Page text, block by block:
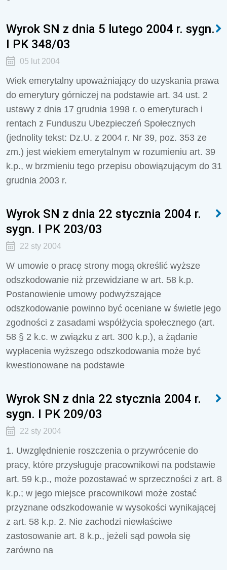
Wyrok SN z dnia 5 lutego 2004 r. sygn.
I PK 348/03
05 lut 2004
Wiek emerytalny upoważniający do uzyskania prawa
do emerytury górniczej na podstawie art. 34 ust. 2
ustawy z dnia 17 grudnia 1998 r. o emeryturach i
rentach z Funduszu Ubezpieczeń Społecznych
(jednolity tekst: Dz.U. z 2004 r. Nr 39, poz. 353 ze
zm.) jest wiekiem emerytalnym w rozumieniu art. 39
k.p., w brzmieniu tego przepisu obowiązującym do 31
grudnia 2003 r.
Wyrok SN z dnia 22 stycznia 2004 r.
sygn. I PK 203/03
22 sty 2004
W umowie o pracę strony mogą określić wyższe
odszkodowanie niż przewidziane w art. 58 k.p.
Postanowienie umowy podwyższające
odszkodowanie powinno być oceniane w świetle jego
zgodności z zasadami współżycia społecznego (art.
58 § 2 k.c. w związku z art. 300 k.p.), a żądanie
wypłacenia wyższego odszkodowania może być
kwestionowane na podstawie
Wyrok SN z dnia 22 stycznia 2004 r.
sygn. I PK 209/03
22 sty 2004
1. Uwzględnienie roszczenia o przywrócenie do
pracy, które przysługuje pracownikowi na podstawie
art. 59 k.p., może pozostawać w sprzeczności z art. 8
k.p.; w jego miejsce pracownikowi może zostać
przyznane odszkodowanie w wysokości wynikającej
z art. 58 k.p. 2. Nie zachodzi niewłaściwe
zastosowanie art. 8 k.p., jeżeli sąd powoła się
zarówno na